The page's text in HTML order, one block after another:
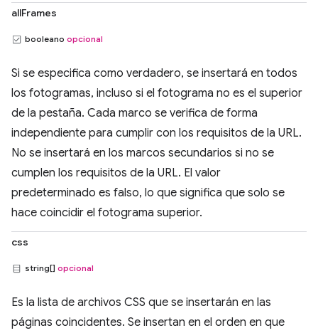
allFrames
booleano opcional
Si se especifica como verdadero, se insertará en todos
los fotogramas, incluso si el fotograma no es el superior
de la pestaña. Cada marco se verifica de forma
independiente para cumplir con los requisitos de la URL.
No se insertará en los marcos secundarios si no se
cumplen los requisitos de la URL. El valor
predeterminado es falso, lo que significa que solo se
hace coincidir el fotograma superior.
css
string[] opcional
Es la lista de archivos CSS que se insertarán en las
páginas coincidentes. Se insertan en el orden en que